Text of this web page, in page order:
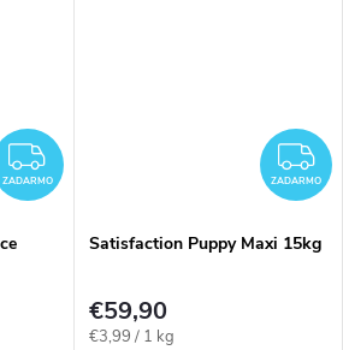
ZADARMO
ZADARMO ZADARMO
Satisfaction Puppy Maxi 15kg
€59,90
Jednotková
€3,99 / 1 kg